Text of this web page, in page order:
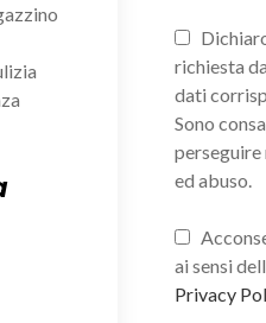
richiesta
dati
Sono
perseguire
ed abuso.
ai sensi
Privacy